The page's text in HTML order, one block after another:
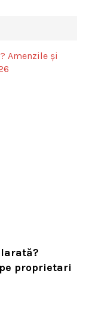
proprietari